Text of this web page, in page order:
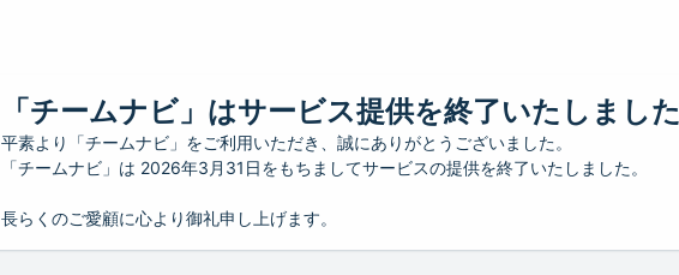
「チームナビ」はサービス提供を終了いたしました
平素より「チームナビ」をご利用いただき、誠にありがとうございました。
「チームナビ」は 2026年3月31日をもちましてサービスの提供を終了いたしました。
長らくのご愛顧に心より御礼申し上げます。